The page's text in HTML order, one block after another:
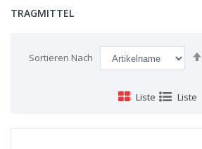
TRAGMITTEL
Sortieren Nach
Liste Liste